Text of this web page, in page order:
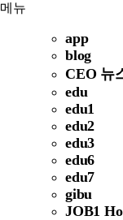
메뉴
app
blog
CEO 뉴
edu
edu1
edu2
edu3
edu6
edu7
gibu
JOB1